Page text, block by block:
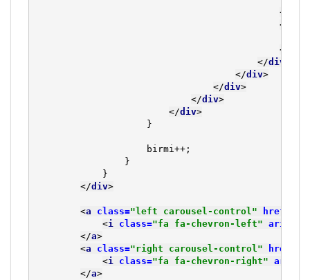
</
<
</
</div
</div>
</div>
</div>
</div>
                    }
                    birmi++;
                }
            }
</div>
<a class="left carousel-control" href=
<i class="fa fa-chevron-left" aria-
</a>
<a class="right carousel-control" href=
<i class="fa fa-chevron-right" aria-
</a>